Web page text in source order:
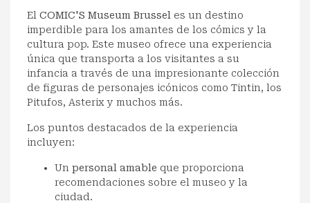
El COMIC'S Museum Brussel es un destino
imperdible para los amantes de los cómics y la
cultura pop. Este museo ofrece una experiencia
única que transporta a los visitantes a su
infancia a través de una impresionante colección
de figuras de personajes icónicos como Tintin, los
Pitufos, Asterix y muchos más.
Los puntos destacados de la experiencia
incluyen:
Un personal amable que proporciona
recomendaciones sobre el museo y la
ciudad.